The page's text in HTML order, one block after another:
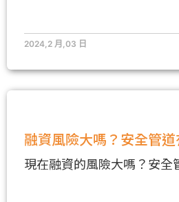
2024,2 月,03 日
融資風險大嗎？安全管
現在融資的風險大嗎？安